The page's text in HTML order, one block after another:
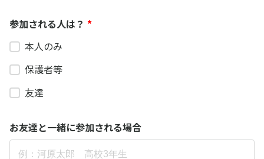
参加される人は？ *
本人のみ
保護者等
友達
お友達と一緒に参加される場合